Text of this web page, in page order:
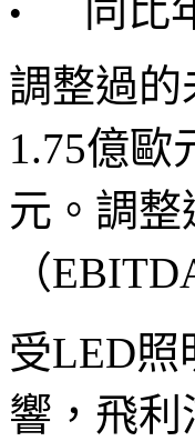
•
同比
調整過
1.75億歐
元。調
（
受LED照
響，飛